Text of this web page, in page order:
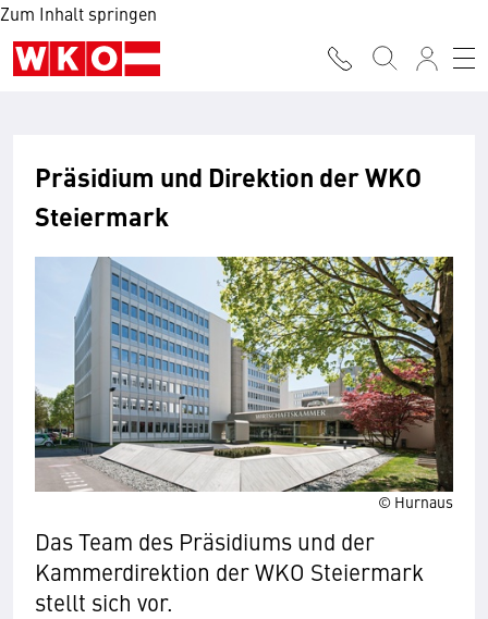
Zum Inhalt springen
© Hurnaus
Präsidium und Direktion der WKO
Steiermark
Das Team des Präsidiums und der
Kammerdirektion der WKO Steiermark
stellt sich vor.